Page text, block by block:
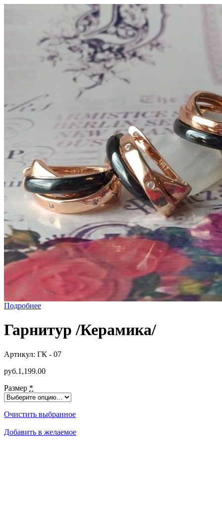
Подробнее
Гарнитур /Керамика/
Артикул: ГК - 07
руб.1,199.00
Размер *
Очистить выбранное
Добавить в желаемое